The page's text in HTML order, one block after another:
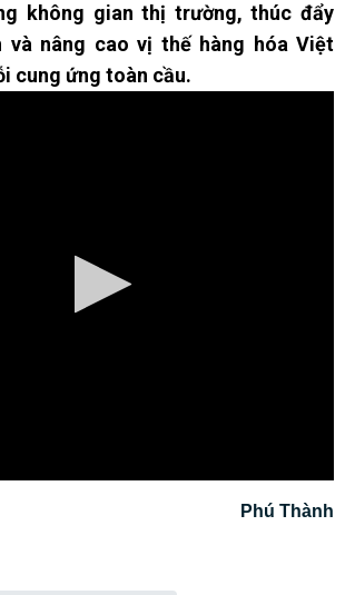
không gian thị trường, thúc đẩy
và nâng cao vị thế hàng hóa Việt
cung ứng toàn cầu.
Phú Thành